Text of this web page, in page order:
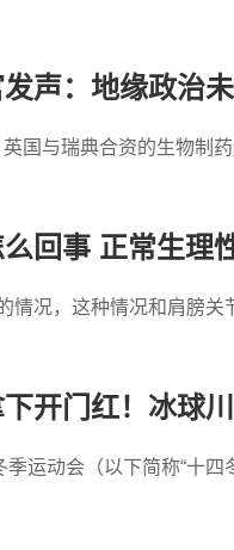
声：地缘政治
国与瑞典合资的生物制
回事 正常生理
情况，这种情况和肩膀关
开门红！冰球
运动会（以下简称“十四